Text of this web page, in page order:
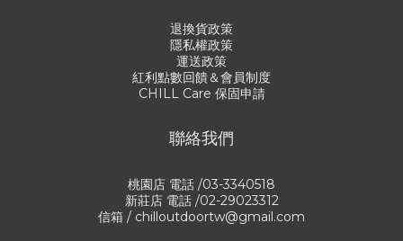
退換貨政策
隱私權政策
運送政策
紅利點數回饋＆會員制度
CHILL Care 保固申請
聯絡我們
桃園店 電話 /03-3340518
新莊店 電話 /02-29023312
信箱 / chilloutdoortw@gmail.com